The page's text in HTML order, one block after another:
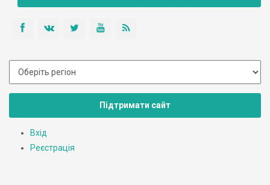
Підтримати сайт
Вхід
Реєстрація